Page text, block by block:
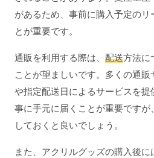
があるため、事前に購入予定のリ
とが重要です。
通販を利用する際は、 配送方法に
ことが望ましいです。多くの通
や指定配送日によるサービスを
事に手元に届くことが重要です
しておくと良いでしょう。
また、アクリルグッズの購入後